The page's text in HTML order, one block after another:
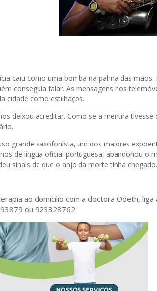
caiu como uma bomba na palma das
conseguia falar. As mensagens nos
cidade como estilhaços.
deixou acreditar. Como se a mentira
grande saxofonista, um dos maiores
de língua oficial portuguesa, abandonou o
sinais de que o anjo da morte tinha chegado.
ao domicílio com a doctora Odeth, liga
ou 923328762